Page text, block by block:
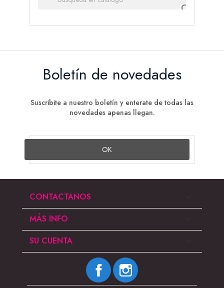

Boletín de novedades
Suscribite a nuestro boletín y enterate de todas las
novedades apenas llegan.
CONTACTANOS
MÁS INFO
SU CUENTA
Facebook